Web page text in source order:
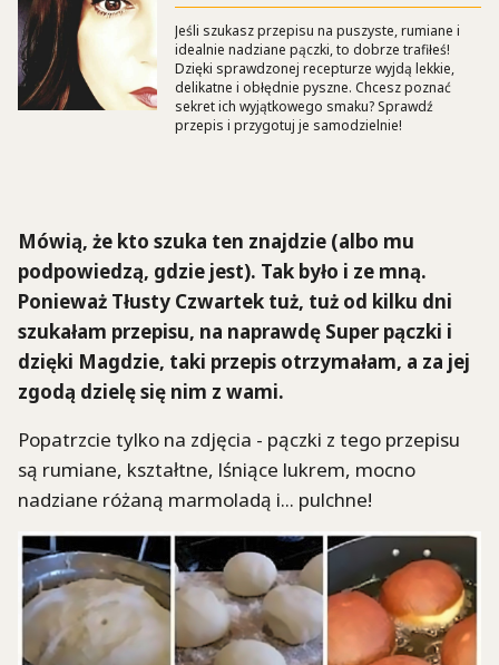
Jeśli szukasz przepisu na puszyste, rumiane i
idealnie nadziane pączki, to dobrze trafiłeś!
Dzięki sprawdzonej recepturze wyjdą lekkie,
delikatne i obłędnie pyszne. Chcesz poznać
sekret ich wyjątkowego smaku? Sprawdź
przepis i przygotuj je samodzielnie!
Mówią, że kto szuka ten znajdzie (albo mu
podpowiedzą, gdzie jest). Tak było i ze mną.
Ponieważ Tłusty Czwartek tuż, tuż od kilku dni
szukałam przepisu, na naprawdę Super pączki i
dzięki Magdzie, taki przepis otrzymałam, a za jej
zgodą dzielę się nim z wami.
Popatrzcie tylko na zdjęcia - pączki z tego przepisu
są rumiane, kształtne, lśniące lukrem, mocno
nadziane różaną marmoladą i... pulchne!